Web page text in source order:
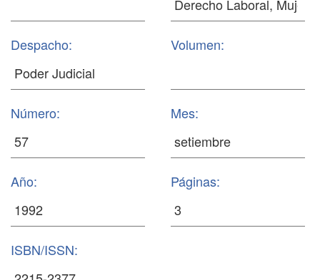
Despacho: Volumen:
Número: Mes:
Año: Páginas:
ISBN/ISSN: